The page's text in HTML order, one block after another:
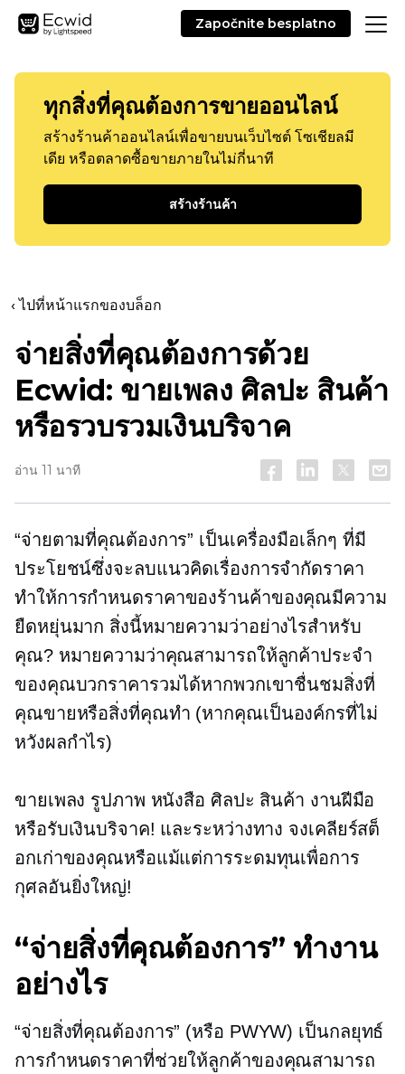
Započnite besplatno
ทุกสิ่งที่คุณต้องการขายออนไลน์
สร้างร้านค้าออนไลน์เพื่อขายบนเว็บไซต์ โซเชียลมี
เดีย หรือตลาดซื้อขายภายในไม่กี่นาที
สร้างร้านค้า
‹ ไปที่หน้าแรกของบล็อก
จ่ายสิ่งที่คุณต้องการด้วย
Ecwid: ขายเพลง ศิลปะ สินค้า
หรือรวบรวมเงินบริจาค
อ่าน 11 นาที
“จ่ายตามที่คุณต้องการ” เป็นเครื่องมือเล็กๆ ที่มี
ประโยชน์ซึ่งจะลบแนวคิดเรื่องการจำกัดราคา
ทำให้การกำหนดราคาของร้านค้าของคุณมีความ
ยืดหยุ่นมาก สิ่งนี้หมายความว่าอย่างไรสำหรับ
คุณ? หมายความว่าคุณสามารถให้ลูกค้าประจำ
ของคุณบวกราคารวมได้หากพวกเขาชื่นชมสิ่งที่
คุณขายหรือสิ่งที่คุณทำ (หากคุณเป็นองค์กรที่ไม่
หวังผลกำไร)
ขายเพลง รูปภาพ หนังสือ ศิลปะ สินค้า งานฝีมือ
หรือรับเงินบริจาค! และระหว่างทาง จงเคลียร์สต็
อกเก่าของคุณหรือแม้แต่การระดมทุนเพื่อการ
กุศลอันยิ่งใหญ่!
“จ่ายสิ่งที่คุณต้องการ” ทำงาน
อย่างไร
“จ่ายสิ่งที่คุณต้องการ” (หรือ PWYW) เป็นกลยุทธ์
การกำหนดราคาที่ช่วยให้ลูกค้าของคุณสามารถ